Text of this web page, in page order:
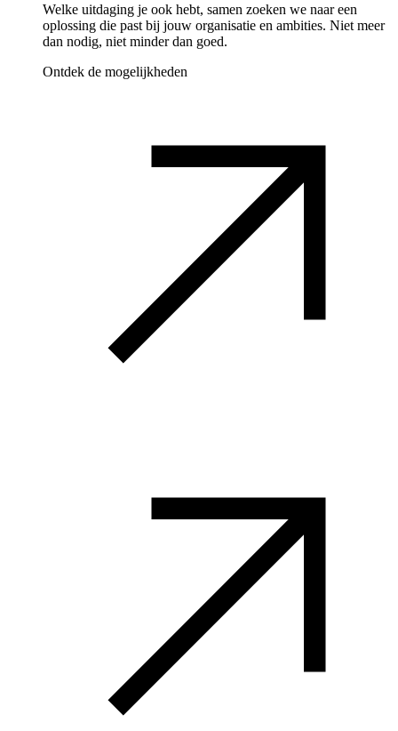
Welke uitdaging je ook hebt, samen zoeken we naar een
oplossing die past bij jouw organisatie en ambities. Niet meer
dan nodig, niet minder dan goed.
Ontdek de mogelijkheden